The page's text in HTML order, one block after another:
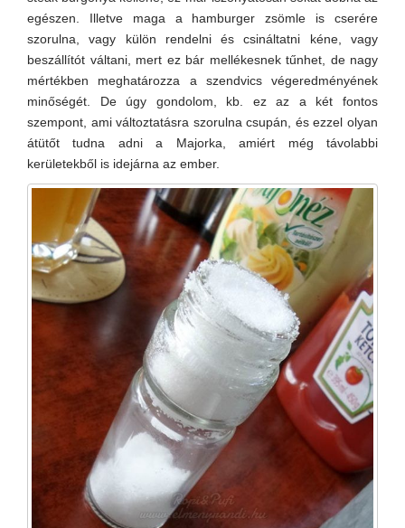
egészen. Illetve maga a hamburger zsömle is cserére
szorulna, vagy külön rendelni és csináltatni kéne, vagy
beszállítót váltani, mert ez bár mellékesnek tűnhet, de nagy
mértékben meghatározza a szendvics végeredményének
minőségét. De úgy gondolom, kb. ez az a két fontos
szempont, ami változtatásra szorulna csupán, és ezzel olyan
átütőt tudna adni a Majorka, amiért még távolabbi
kerületekből is idejárna az ember.